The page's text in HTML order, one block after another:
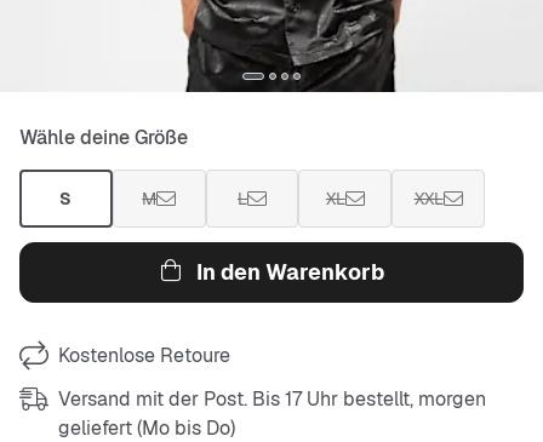
Wähle deine Größe
S M L XL XXL
In den Warenkorb
Kostenlose Retoure
Versand mit der Post. Bis 17 Uhr bestellt, morgen
geliefert (Mo bis Do)